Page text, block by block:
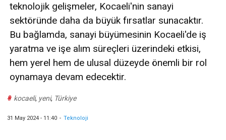
teknolojik gelişmeler, Kocaeli'nin sanayi
sektöründe daha da büyük fırsatlar sunacaktır.
Bu bağlamda, sanayi büyümesinin Kocaeli'de iş
yaratma ve işe alım süreçleri üzerindeki etkisi,
hem yerel hem de ulusal düzeyde önemli bir rol
oynamaya devam edecektir.
# kocaeli, yeni, Türkiye
31 May 2024 - 11:40 - Teknoloji